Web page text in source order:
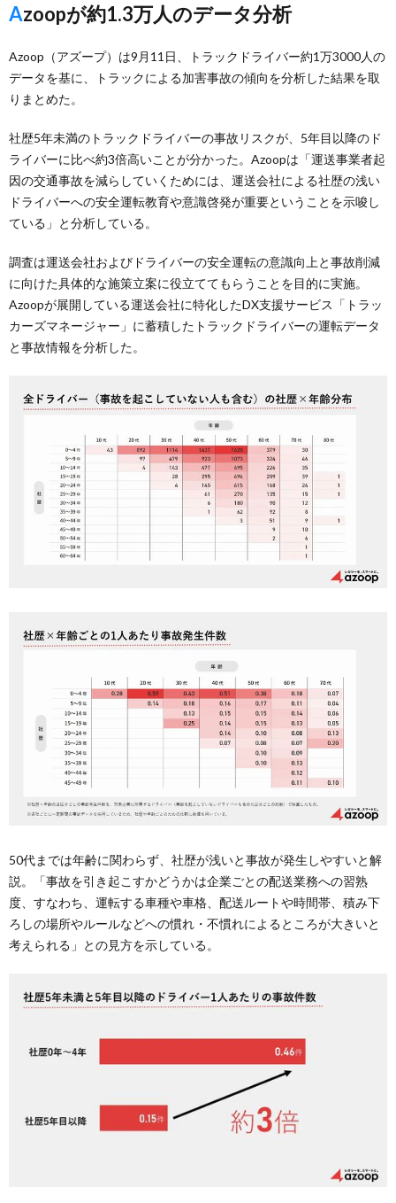
Azoopが約1.3万人のデータ分析
Azoop（アズープ）は9月11日、トラックドライバー約1万3000人の
データを基に、トラックによる加害事故の傾向を分析した結果を取
りまとめた。
社歴5年未満のトラックドライバーの事故リスクが、5年目以降のド
ライバーに比べ約3倍高いことが分かった。Azoopは「運送事業者起
因の交通事故を減らしていくためには、運送会社による社歴の浅い
ドライバーへの安全運転教育や意識啓発が重要ということを示唆し
ている」と分析している。
調査は運送会社およびドライバーの安全運転の意識向上と事故削減
に向けた具体的な施策立案に役立ててもらうことを目的に実施。
Azoopが展開している運送会社に特化したDX支援サービス「トラッ
カーズマネージャー」に蓄積したトラックドライバーの運転データ
と事故情報を分析した。
50代までは年齢に関わらず、社歴が浅いと事故が発生しやすいと解
説。「事故を引き起こすかどうかは企業ごとの配送業務への習熟
度、すなわち、運転する車種や車格、配送ルートや時間帯、積み下
ろしの場所やルールなどへの慣れ・不慣れによるところが大きいと
考えられる」との見方を示している。